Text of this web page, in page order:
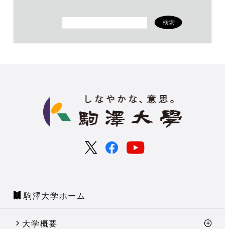
駒澤大学ホーム
大学概要